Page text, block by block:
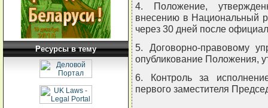
Ресурсы в тему
4. Положение,
внесению в Национальный
через 30 дней после
5. Договорно-правовому
опубликование Положения,
6. Контроль за
первого заместителя